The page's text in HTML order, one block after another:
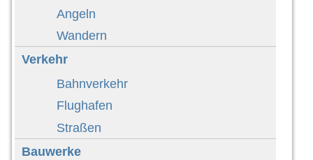
Angeln
Wandern
Verkehr
Bahnverkehr
Flughafen
Straßen
Bauwerke